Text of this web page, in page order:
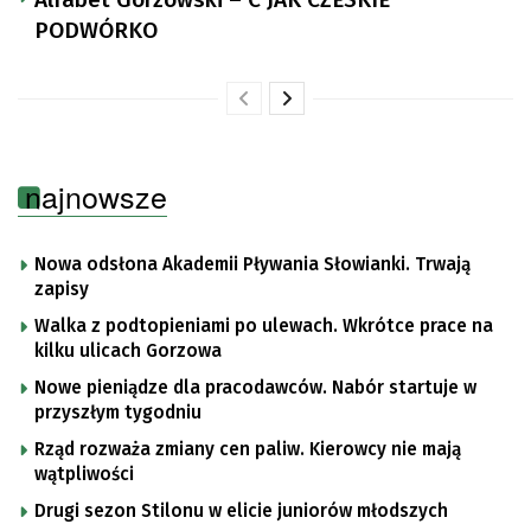
PODWÓRKO
najnowsze
Nowa odsłona Akademii Pływania Słowianki. Trwają
zapisy
Walka z podtopieniami po ulewach. Wkrótce prace na
kilku ulicach Gorzowa
Nowe pieniądze dla pracodawców. Nabór startuje w
przyszłym tygodniu
Rząd rozważa zmiany cen paliw. Kierowcy nie mają
wątpliwości
Drugi sezon Stilonu w elicie juniorów młodszych